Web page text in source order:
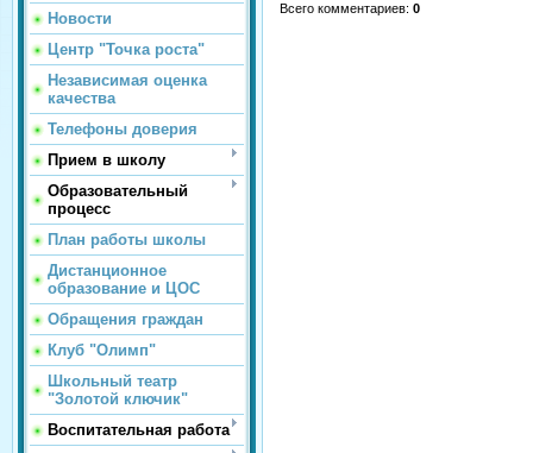
Новости
Центр "Точка роста"
Независимая оценка
качества
Телефоны доверия
Прием в школу
Образовательный
процесс
План работы школы
Дистанционное
образование и ЦОС
Обращения граждан
Клуб "Олимп"
Школьный театр
"Золотой ключик"
Воспитательная работа
Всего комментариев: 0